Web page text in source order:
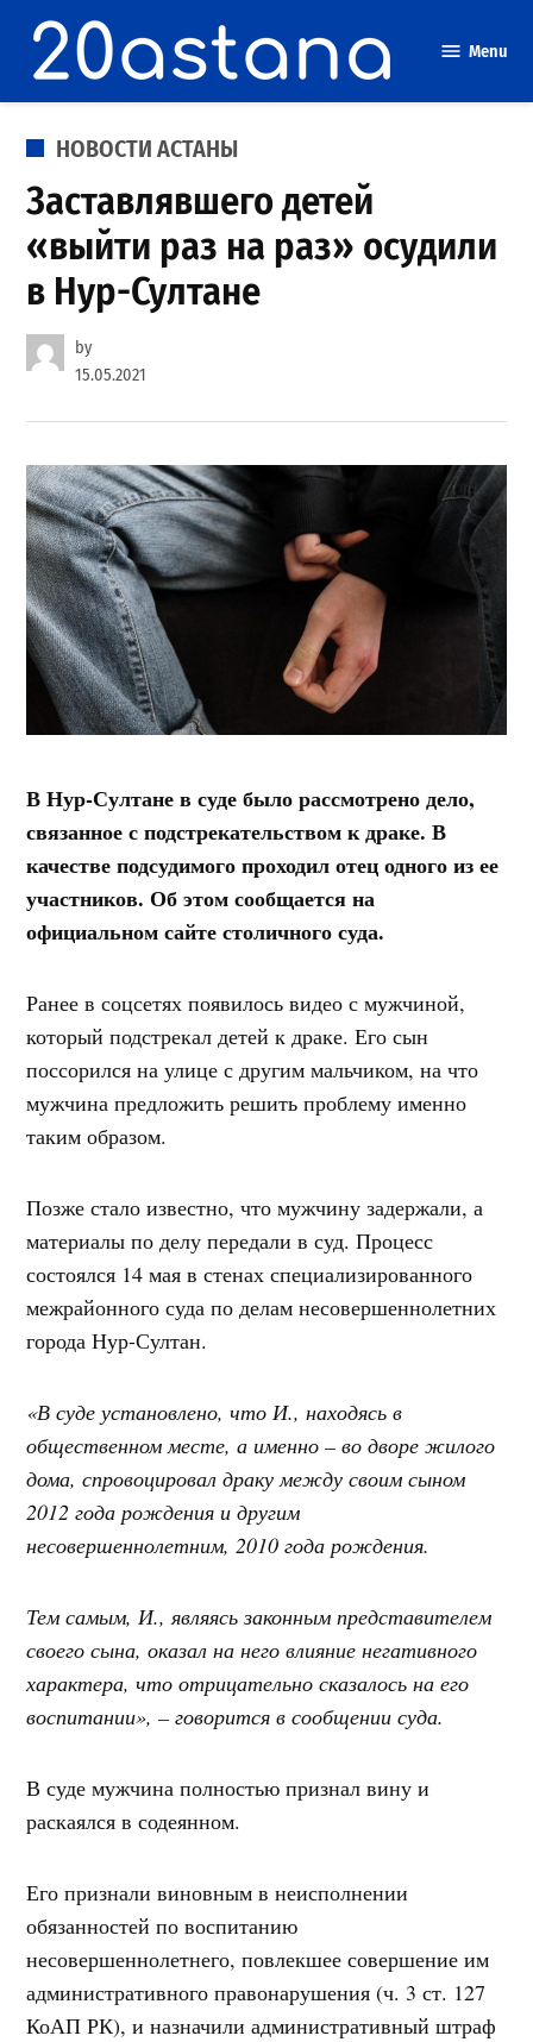
content
Menu
POSTED
НОВОСТИ АСТАНЫ
Заставлявшего детей
«выйти раз на раз» осудили
в Нур-Султане
by
15.05.2021
В Нур-Султане в суде было рассмотрено дело,
связанное с подстрекательством к драке. В
качестве подсудимого проходил отец одного из ее
участников. Об этом сообщается на
официальном сайте столичного суда.
Ранее в соцсетях появилось видео с мужчиной,
который подстрекал детей к драке. Его сын
поссорился на улице с другим мальчиком, на что
мужчина предложить решить проблему именно
таким образом.
Позже стало известно, что мужчину задержали, а
материалы по делу передали в суд. Процесс
состоялся 14 мая в стенах специализированного
межрайонного суда по делам несовершеннолетних
города Нур-Султан.
«В суде установлено, что И., находясь в
общественном месте, а именно – во дворе жилого
дома, спровоцировал драку между своим сыном
2012 года рождения и другим
несовершеннолетним, 2010 года рождения.
Тем самым, И., являясь законным представителем
своего сына, оказал на него влияние негативного
характера, что отрицательно сказалось на его
воспитании», – говорится в сообщении суда.
В суде мужчина полностью признал вину и
раскаялся в содеянном.
Его признали виновным в неисполнении
обязанностей по воспитанию
несовершеннолетнего, повлекшее совершение им
административного правонарушения (ч. 3 ст. 127
КоАП РК), и назначили административный штраф